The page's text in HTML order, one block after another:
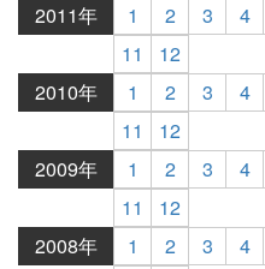
2011年
1 2 3 4
11
12
2010年
1 2 3 4
11
12
2009年
1 2 3 4
11
12
2008年
1 2 3 4